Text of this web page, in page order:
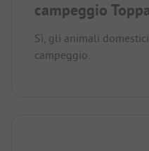
campeggio
Sì, gli animali
campeggio.